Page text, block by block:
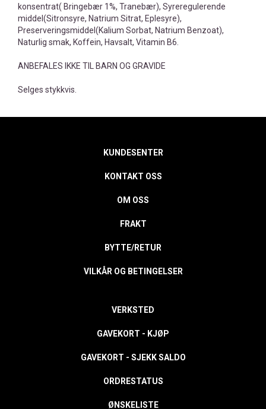
konsentrat( Bringebær 1%, Tranebær), Syreregulerende
middel(Sitronsyre, Natrium Sitrat, Eplesyre),
Preserveringsmiddel(Kalium Sorbat, Natrium Benzoat),
Naturlig smak, Koffein, Havsalt, Vitamin B6.
ANBEFALES IKKE TIL BARN OG GRAVIDE
Selges stykkvis.
KUNDESENTER
KONTAKT OSS
OM OSS
FRAKT
BYTTE/RETUR
VILKÅR OG BETINGELSER
VERKSTED
GAVEKORT - KJØP
GAVEKORT - SJEKK SALDO
ORDRESTATUS
ØNSKELISTE